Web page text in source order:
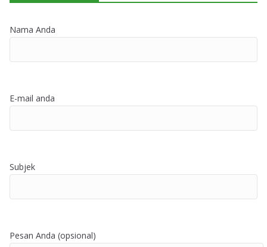
Nama Anda
E-mail anda
Subjek
Pesan Anda (opsional)